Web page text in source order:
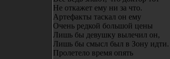
Не откажет ему ни за что.
Артефакты таскал он ему
Очень редкой большой цены
Лишь бы девушку вылечил он,
Лишь бы смысл был в Зону идти.
Пролетело время опять